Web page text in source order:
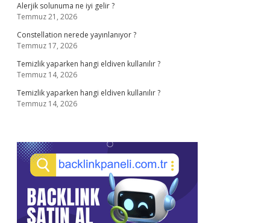
Alerjik solunuma ne iyi gelir ?
Temmuz 21, 2026
Constellation nerede yayınlanıyor ?
Temmuz 17, 2026
Temizlik yaparken hangi eldiven kullanılır ?
Temmuz 14, 2026
Temizlik yaparken hangi eldiven kullanılır ?
Temmuz 14, 2026